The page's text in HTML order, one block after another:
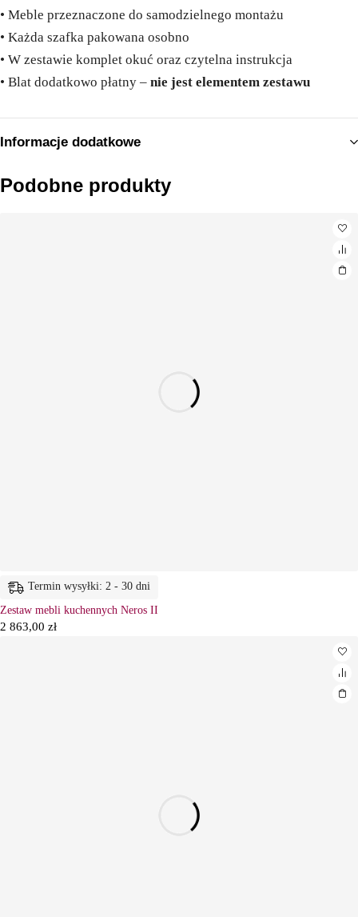
• Meble przeznaczone do samodzielnego montażu
• Każda szafka pakowana osobno
• W zestawie komplet okuć oraz czytelna instrukcja
• Blat dodatkowo płatny – nie jest elementem zestawu
Informacje dodatkowe
Podobne produkty
Termin wysyłki: 2 - 30 dni
Zestaw mebli kuchennych Neros II
2 863,00 zł